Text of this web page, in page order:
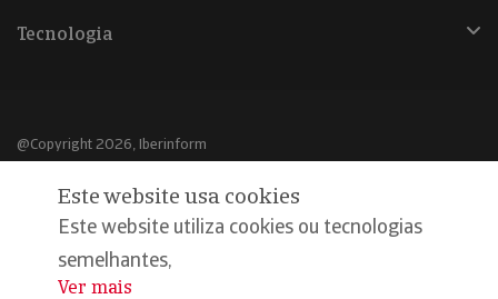
Tecnologia
@Copyright 2026, Iberinform
Aviso legal
Política de cookies
Declaração de privacidade
Este website usa cookies
Este website utiliza cookies ou tecnologias
semelhantes,
...
Ver mais